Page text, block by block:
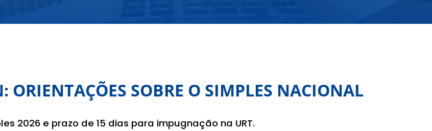
SOBRE O SIMPLES NACIONAL
2026 e prazo de 15 dias para impugnação na URT.